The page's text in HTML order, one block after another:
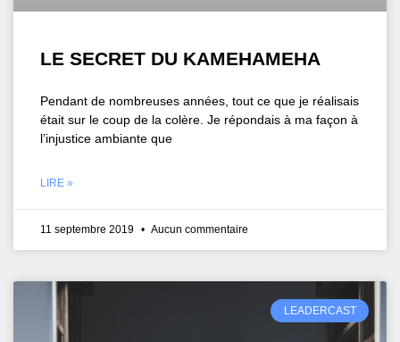
LE SECRET DU KAMEHAMEHA
Pendant de nombreuses années, tout ce que je réalisais
était sur le coup de la colère. Je répondais à ma façon à
l’injustice ambiante que
LIRE »
11 septembre 2019 Aucun commentaire
LEADERCAST